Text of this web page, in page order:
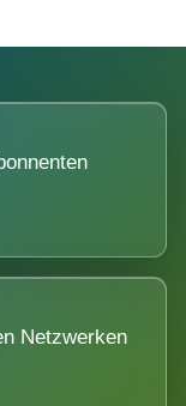
Netzwerken